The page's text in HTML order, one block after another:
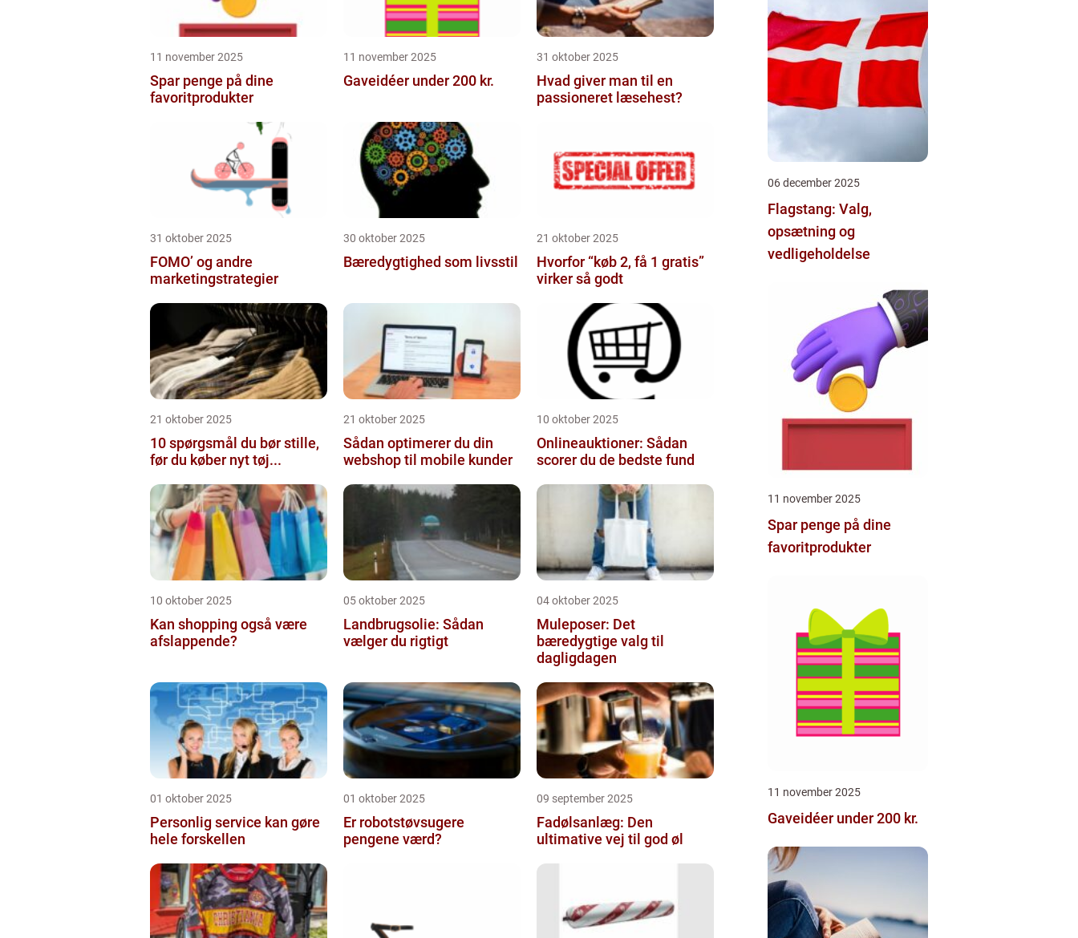
11 november 2025
Spar penge på dine
favoritprodukter
11 november 2025
Gaveidéer under 200 kr.
31 oktober 2025
Hvad giver man til en
passioneret læsehest?
31 oktober 2025
FOMO’ og andre
marketingstrategier
30 oktober 2025
Bæredygtighed som livsstil
21 oktober 2025
Hvorfor “køb 2, få 1 gratis”
virker så godt
21 oktober 2025
10 spørgsmål du bør stille,
før du køber nyt tøj...
21 oktober 2025
Sådan optimerer du din
webshop til mobile kunder
10 oktober 2025
Onlineauktioner: Sådan
scorer du de bedste fund
10 oktober 2025
Kan shopping også være
afslappende?
05 oktober 2025
Landbrugsolie: Sådan
vælger du rigtigt
04 oktober 2025
Muleposer: Det
bæredygtige valg til
dagligdagen
01 oktober 2025
Personlig service kan gøre
hele forskellen
01 oktober 2025
Er robotstøvsugere
pengene værd?
09 september 2025
Fadølsanlæg: Den
ultimative vej til god øl
06 december 2025
Flagstang: Valg,
opsætning og
vedligeholdelse
11 november 2025
Spar penge på dine
favoritprodukter
11 november 2025
Gaveidéer under 200 kr.